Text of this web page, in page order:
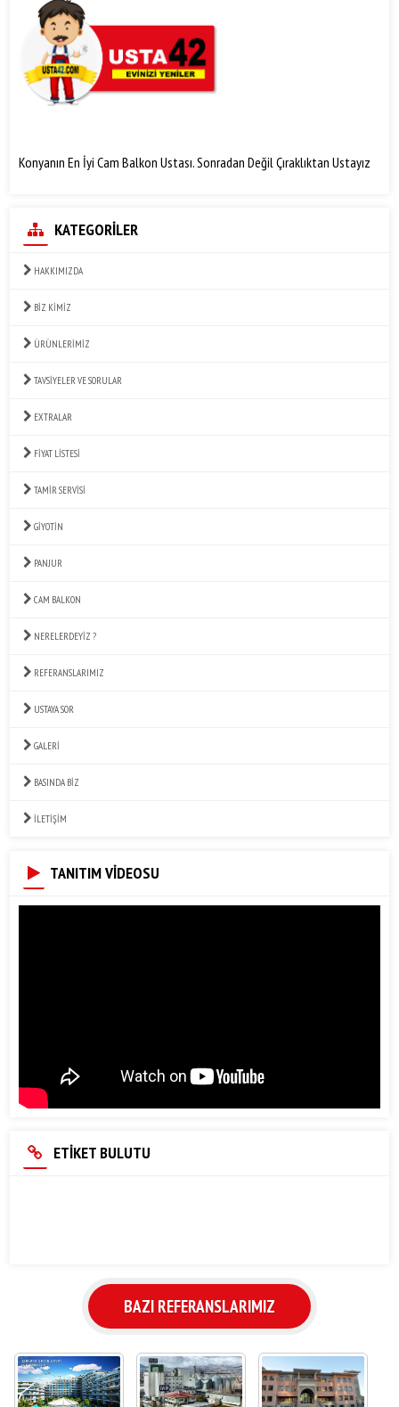
Konyanın En İyi Cam Balkon Ustası. Sonradan Değil Çıraklıktan Ustayız
KATEGORİLER
HAKKIMIZDA
BİZ KİMİZ
ÜRÜNLERİMİZ
TAVSİYELER VE SORULAR
EXTRALAR
FİYAT LİSTESİ
TAMİR SERVİSİ
GİYOTİN
PANJUR
CAM BALKON
NERELERDEYİZ ?
REFERANSLARIMIZ
USTAYA SOR
GALERİ
BASINDA BİZ
İLETİŞİM
TANITIM VİDEOSU
ETİKET BULUTU
BAZI REFERANSLARIMIZ